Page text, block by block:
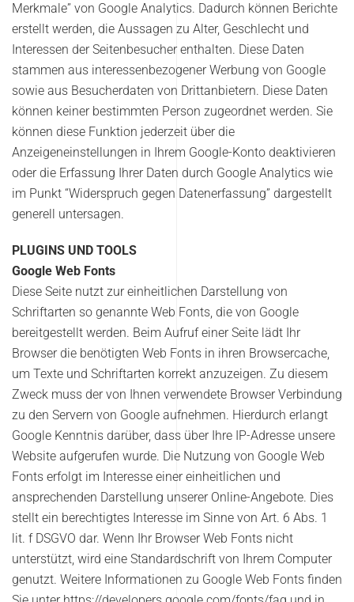
Merkmale” von Google Analytics. Dadurch können Berichte
erstellt werden, die Aussagen zu Alter, Geschlecht und
Interessen der Seitenbesucher enthalten. Diese Daten
stammen aus interessenbezogener Werbung von Google
sowie aus Besucherdaten von Drittanbietern. Diese Daten
können keiner bestimmten Person zugeordnet werden. Sie
können diese Funktion jederzeit über die
Anzeigeneinstellungen in Ihrem Google-Konto deaktivieren
oder die Erfassung Ihrer Daten durch Google Analytics wie
im Punkt “Widerspruch gegen Datenerfassung” dargestellt
generell untersagen.
PLUGINS UND TOOLS
Google Web Fonts
Diese Seite nutzt zur einheitlichen Darstellung von
Schriftarten so genannte Web Fonts, die von Google
bereitgestellt werden. Beim Aufruf einer Seite lädt Ihr
Browser die benötigten Web Fonts in ihren Browsercache,
um Texte und Schriftarten korrekt anzuzeigen. Zu diesem
Zweck muss der von Ihnen verwendete Browser Verbindung
zu den Servern von Google aufnehmen. Hierdurch erlangt
Google Kenntnis darüber, dass über Ihre IP-Adresse unsere
Website aufgerufen wurde. Die Nutzung von Google Web
Fonts erfolgt im Interesse einer einheitlichen und
ansprechenden Darstellung unserer Online-Angebote. Dies
stellt ein berechtigtes Interesse im Sinne von Art. 6 Abs. 1
lit. f DSGVO dar. Wenn Ihr Browser Web Fonts nicht
unterstützt, wird eine Standardschrift von Ihrem Computer
genutzt. Weitere Informationen zu Google Web Fonts finden